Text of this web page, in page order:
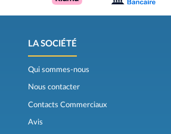
LA SOCIÉTÉ
Qui sommes-nous
Nous contacter
Contacts Commerciaux
Avis